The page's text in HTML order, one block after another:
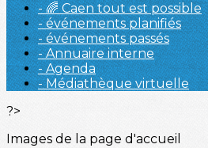
- 🌈 Caen tout est possible
- événements planifiés
- événements passés
- Annuaire interne
- Agenda
- Médiathèque virtuelle
?>
Images de la page d'accueil